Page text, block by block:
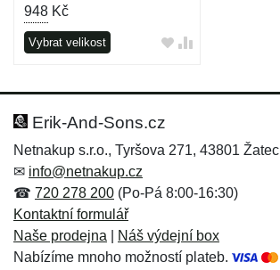
948 Kč
Vybrat velikost
Erik-And-Sons.cz
Netnakup s.r.o., Tyršova 271, 43801 Žatec
✉ info@netnakup.cz
☎ 720 278 200 (Po-Pá 8:00-16:30)
Kontaktní formulář
Naše prodejna
Náš výdejní box
Nabízíme mnoho možností plateb.